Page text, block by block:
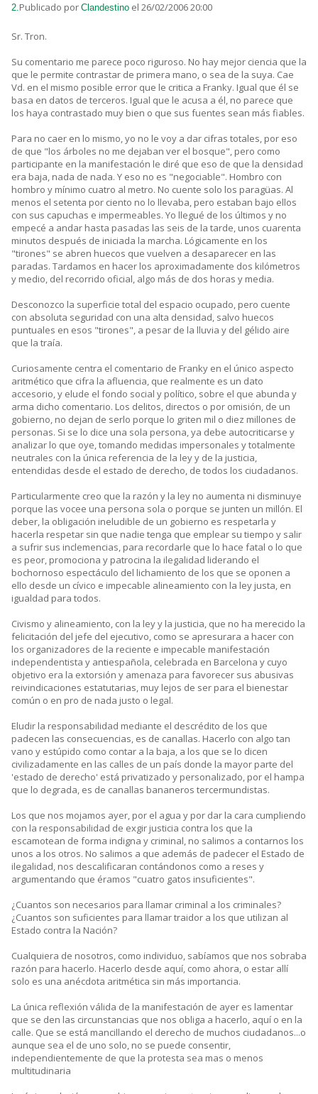
2.Publicado por Clandestino el 26/02/2006 20:00
Sr. Tron.
Su comentario me parece poco riguroso. No hay mejor ciencia que la
que le permite contrastar de primera mano, o sea de la suya. Cae
Vd. en el mismo posible error que le critica a Franky. Igual que él se
basa en datos de terceros. Igual que le acusa a él, no parece que
los haya contrastado muy bien o que sus fuentes sean más fiables.
Para no caer en lo mismo, yo no le voy a dar cifras totales, por eso
de que "los árboles no me dejaban ver el bosque", pero como
participante en la manifestación le diré que eso de que la densidad
era baja, nada de nada. Y eso no es "negociable". Hombro con
hombro y mínimo cuatro al metro. No cuente solo los paragüas. Al
menos el setenta por ciento no lo llevaba, pero estaban bajo ellos
con sus capuchas e impermeables. Yo llegué de los últimos y no
empecé a andar hasta pasadas las seis de la tarde, unos cuarenta
minutos después de iniciada la marcha. Lógicamente en los
"tirones" se abren huecos que vuelven a desaparecer en las
paradas. Tardamos en hacer los aproximadamente dos kilómetros
y medio, del recorrido oficial, algo más de dos horas y media.
Desconozco la superficie total del espacio ocupado, pero cuente
con absoluta seguridad con una alta densidad, salvo huecos
puntuales en esos "tirones", a pesar de la lluvia y del gélido aire
que la traía.
Curiosamente centra el comentario de Franky en el único aspecto
aritmético que cifra la afluencia, que realmente es un dato
accesorio, y elude el fondo social y político, sobre el que abunda y
arma dicho comentario. Los delitos, directos o por omisión, de un
gobierno, no dejan de serlo porque lo griten mil o diez millones de
personas. Si se lo dice una sola persona, ya debe autocriticarse y
analizar lo que oye, tomando medidas impersonales y totalmente
neutrales con la única referencia de la ley y de la justicia,
entendidas desde el estado de derecho, de todos los ciudadanos.
Particularmente creo que la razón y la ley no aumenta ni disminuye
porque las vocee una persona sola o porque se junten un millón. El
deber, la obligación ineludible de un gobierno es respetarla y
hacerla respetar sin que nadie tenga que emplear su tiempo y salir
a sufrir sus inclemencias, para recordarle que lo hace fatal o lo que
es peor, promociona y patrocina la ilegalidad liderando el
bochornoso espectáculo del lichamiento de los que se oponen a
ello desde un cívico e impecable alineamiento con la ley justa, en
igualdad para todos.
Civismo y alineamiento, con la ley y la justicia, que no ha merecido la
felicitación del jefe del ejecutivo, como se apresurara a hacer con
los organizadores de la reciente e impecable manifestación
independentista y antiespañola, celebrada en Barcelona y cuyo
objetivo era la extorsión y amenaza para favorecer sus abusivas
reivindicaciones estatutarias, muy lejos de ser para el bienestar
común o en pro de nada justo o legal.
Eludir la responsabilidad mediante el descrédito de los que
padecen las consecuencias, es de canallas. Hacerlo con algo tan
vano y estúpido como contar a la baja, a los que se lo dicen
civilizadamente en las calles de un país donde la mayor parte del
'estado de derecho' está privatizado y personalizado, por el hampa
que lo degrada, es de canallas bananeros tercermundistas.
Los que nos mojamos ayer, por el agua y por dar la cara cumpliendo
con la responsabilidad de exgir justicia contra los que la
escamotean de forma indigna y criminal, no salimos a contarnos los
unos a los otros. No salimos a que además de padecer el Estado de
ilegalidad, nos descalificaran contándonos como a reses y
argumentando que éramos "cuatro gatos insuficientes".
¿Cuantos son necesarios para llamar criminal a los criminales?
¿Cuantos son suficientes para llamar traidor a los que utilizan al
Estado contra la Nación?
Cualquiera de nosotros, como individuo, sabíamos que nos sobraba
razón para hacerlo. Hacerlo desde aquí, como ahora, o estar allí
solo es una anécdota aritmética sin más importancia.
La única reflexión válida de la manifestación de ayer es lamentar
que se den las circunstancias que nos obliga a hacerlo, aquí o en la
calle. Que se está mancillando el derecho de muchos ciudadanos...o
aunque sea el de uno solo, no se puede consentir,
independientemente de que la protesta sea mas o menos
multitudinaria